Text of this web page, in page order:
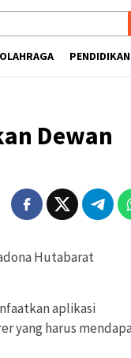
OLAHRAGA PENDIDIKAN
Dewan
Hutabarat
aplikasi
yang harus